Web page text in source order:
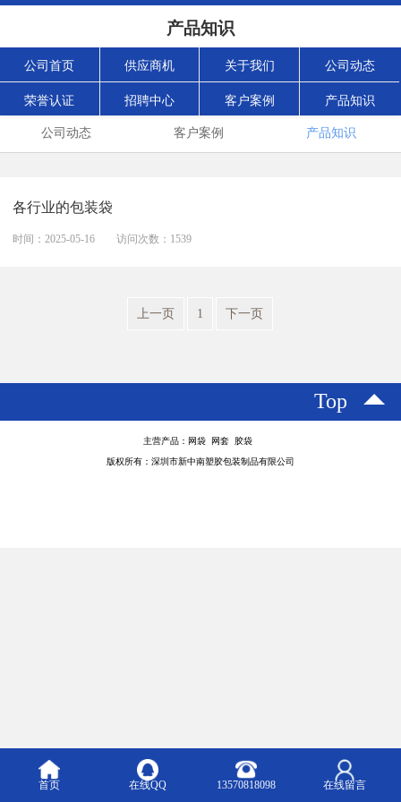
产品知识
公司首页 供应商机 关于我们 公司动态
荣誉认证 招聘中心 客户案例 产品知识
公司动态 客户案例 产品知识
各行业的包装袋
时间：2025-05-16 访问次数：1539
上一页 1 下一页
Top
主营产品：网袋 网套 胶袋
版权所有：深圳市新中南塑胶包装制品有限公司
首页 在线QQ 13570818098 在线留言